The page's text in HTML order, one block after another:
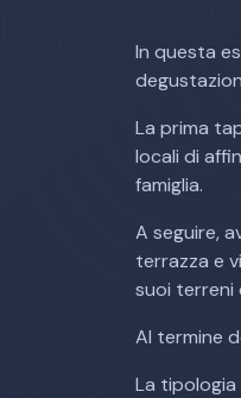
In questa
La prima
locali di
famiglia.
A seguire,
terrazza e
suoi terreni
Al termine
La